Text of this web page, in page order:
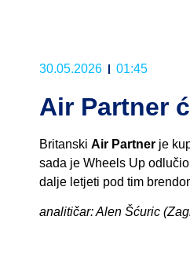
30.05.2026 01:45
Air Partner
Britanski Air Partner je
sada je Wheels Up
dalje letjeti pod tim
analitičar: Alen Šćuric